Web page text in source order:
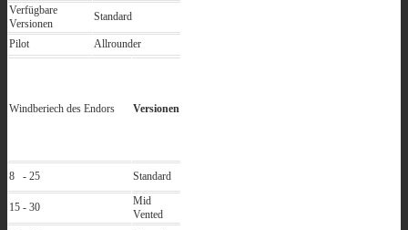
Verfügbare
Versionen
Standard
Pilot Allrounder
Windberiech des Endors Versionen
8 - 25 Standard
15 - 30
Mid
Vented